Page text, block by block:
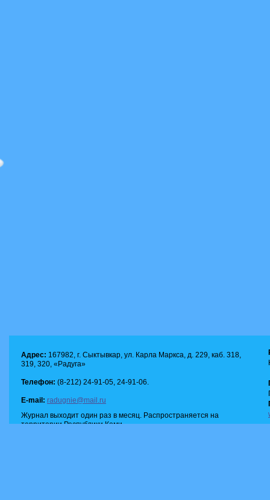
Адрес: 167982, г. Сыктывкар, ул. Карла Маркса, д. 229, каб. 318,
319, 320, «Радуга»
Телефон: (8-212) 24-91-05, 24-91-06.
E-mail: radugnie@mail.ru
Журнал выходит один раз в месяц. Распространяется на
территории Республики Коми.